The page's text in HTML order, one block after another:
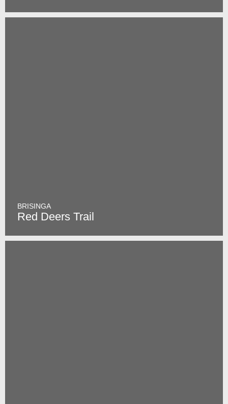
BRISINGA
Red Deers Trail